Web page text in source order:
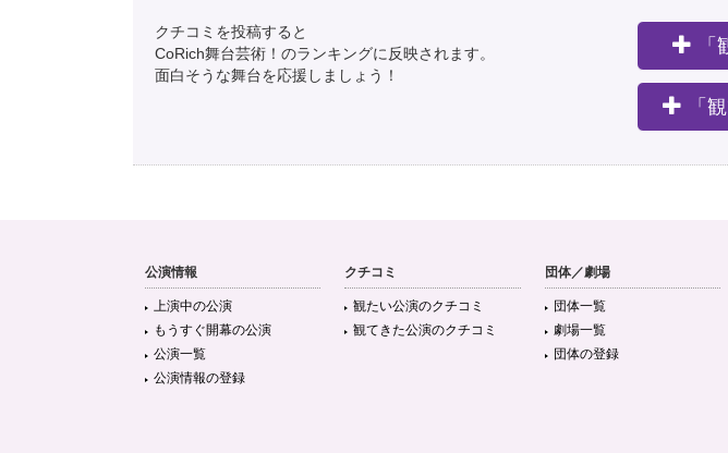
クチコミを投稿すると
CoRich舞台芸術！のランキングに反映されます。
面白そうな舞台を応援しましょう！
「
公演情報
上演中の公演
もうすぐ開幕の公演
公演一覧
公演情報の登録
クチコミ
観たい公演のクチコミ
観てきた公演のクチコミ
団体／劇場
団体一覧
劇場一覧
団体の登録